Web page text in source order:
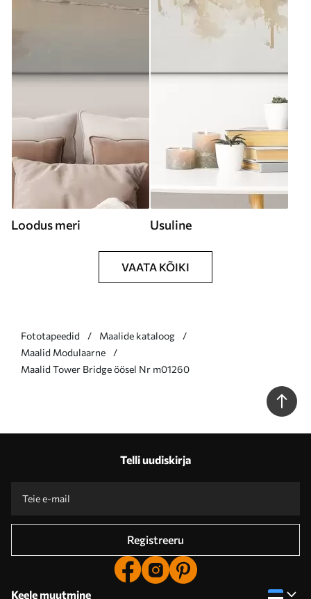
Loodus meri Usuline
VAATA KÕIKI
Fototapeedid
Maalide kataloog
Maalid Modulaarne
Maalid Tower Bridge öösel Nr m01260
Telli uudiskirja
Registreeru
Keele muutmine